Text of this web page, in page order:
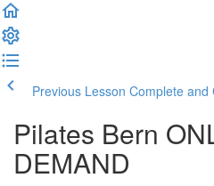
Previous Lesson Complete and
Pilates Bern
DEMAND